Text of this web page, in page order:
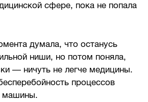
сфере, пока не попала
думала, что останусь
ниши, но потом поняла,
— ничуть не легче медицины.
процессов
машины.